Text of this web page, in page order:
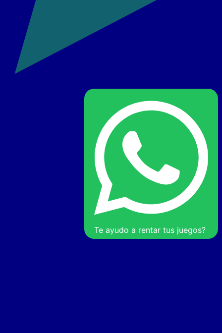
Te ayudo a rentar tus juegos?